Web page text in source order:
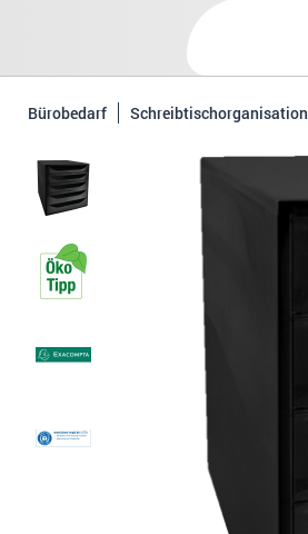
Bürobedarf Schreibtischorganisation